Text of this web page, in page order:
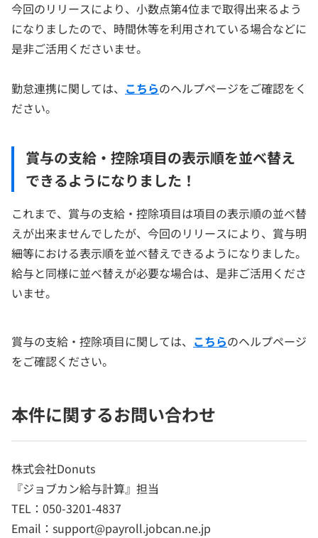
今回のリリースにより、小数点第4位まで取得出来るよう
になりましたので、時間休等を利用されている場合などに
是非ご活用くださいませ。
勤怠連携に関しては、 こちらのヘルプページをご確認をく
ださい。
賞与の支給・控除項目の表示順を並べ替え
できるようになりました！
これまで、賞与の支給・控除項目は項目の表示順の並べ替
えが出来ませんでしたが、今回のリリースにより、賞与明
細等における表示順を並べ替えできるようになりました。
給与と同様に並べ替えが必要な場合は、是非ご活用くださ
いませ。
賞与の支給・控除項目に関しては、 こちらのヘルプページ
をご確認ください。
本件に関するお問い合わせ
株式会社Donuts
『ジョブカン給与計算』担当
TEL：050-3201-4837
Email：support@payroll.jobcan.ne.jp